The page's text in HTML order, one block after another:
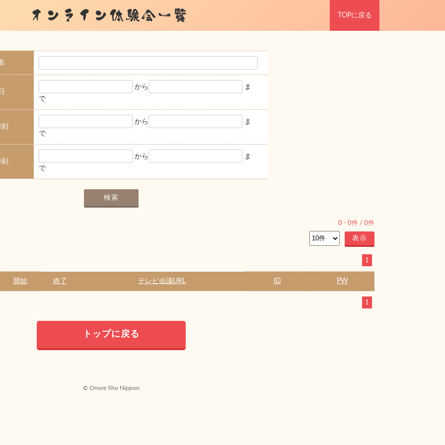
オンライン体験会一覧 TOPに戻る
から
ま
で
から
ま
で
から
ま
で
0 - 0件 / 0件
1
開始 終了 テレビ会議URL ID PW
1
トップに戻る
© Onore Sho Nippon